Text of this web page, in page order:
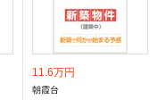
11.6万円
朝霞台